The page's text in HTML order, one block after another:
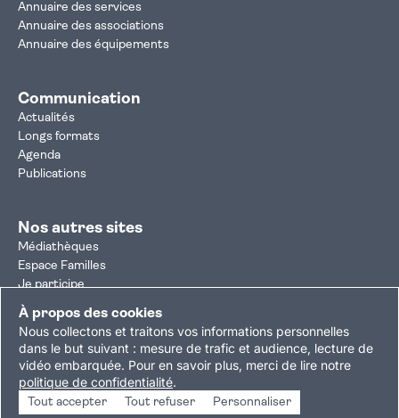
À propos des cookies
Nous collectons et traitons vos informations personnelles
dans le but suivant : mesure de trafic et audience, lecture de
vidéo embarquée. Pour en savoir plus, merci de lire notre
politique de confidentialité.
Tout accepter Tout refuser Personnaliser
Annuaire des services
Annuaire des associations
Annuaire des équipements
Communication
Actualités
Longs formats
Agenda
Publications
Nos autres sites
Médiathèques
Espace Familles
Je participe
Autorisation d'urbanisme
Résultats électoraux
Plan du site Nous contacterMentions légales
Politique de confidentialitéAccessibilité : partiellement conforme
Gestion des cookies
Copyright © 2026 Ville de Villejuif